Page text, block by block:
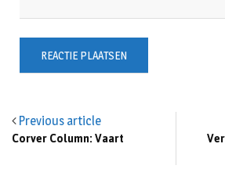
Previous article
Corver Column: Vaart